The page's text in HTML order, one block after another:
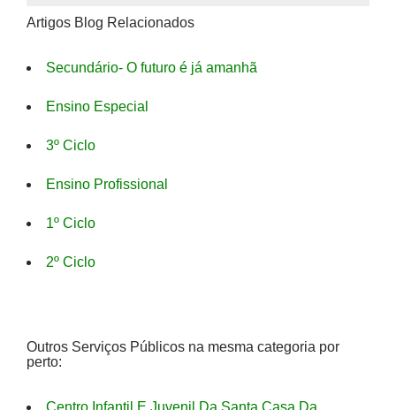
Artigos Blog Relacionados
Secundário- O futuro é já amanhã
Ensino Especial
3º Ciclo
Ensino Profissional
1º Ciclo
2º Ciclo
Outros Serviços Públicos na mesma categoria por
perto:
Centro Infantil E Juvenil Da Santa Casa Da